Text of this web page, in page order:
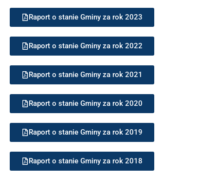
Raport o stanie Gminy za rok 2023
Raport o stanie Gminy za rok 2022
Raport o stanie Gminy za rok 2021
Raport o stanie Gminy za rok 2020
Raport o stanie Gminy za rok 2019
Raport o stanie Gminy za rok 2018